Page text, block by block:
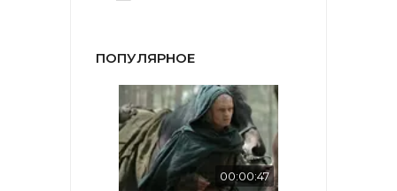
ПОПУЛЯРНОЕ
00:00:47